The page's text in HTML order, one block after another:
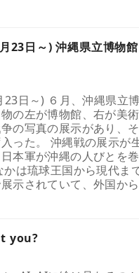
23日～) 沖縄県立博物
日～) ６月、沖縄県立
の左が博物館、右が美
の写真の展示があり、
った。 沖縄戦の展示が
本軍が沖縄の人びとを
は琉球王国から現代ま
示されていて、外国か
you?